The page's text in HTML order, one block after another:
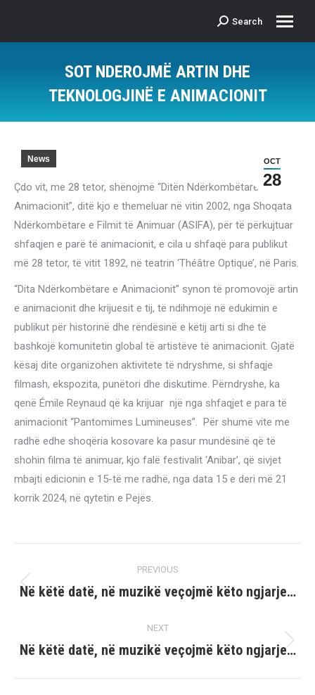
Search:
Search
SOT NDEROJMË ARTIN DHE
TEKNOLOGJINË E ANIMACIONIT
OCT
28
News
Çdo vit, me 28 tetor, shënojmë “Ditën Ndërkombëtare të
Animacionit”, ditë kjo e themeluar në vitin 2002, nga Shoqata
Ndërkombëtare e Filmit të Animuar (ASIFA), për të përkujtuar
shfaqjen e parë të animacionit, e cila u shfaqë para publikut
më 28 tetor, të vitit 1892, në teatrin ‘Théâtre Optique’, në Paris.
“Dita Ndërkombëtare e Animacionit” synon të promovojë artin
e animacionit dhe krijuesit e tij, të ndihmojë në edukimin e
publikut për historinë dhe rëndësinë e këtij arti si dhe të
bashkojë komunitetin global të artistëve të animacionit. Gjatë
kësaj dite organizohen aktivitete të ndryshme, si shfaqje
filmash, ekspozita, punëtori dhe diskutime. Përndryshe, ka
qenë Émile Reynaud që ka krijuar një nga shfaqjet e para të
animacionit “Pantomimes Lumineuses”. Për shumë vite me
radhë edhe shoqëria kosovare ka pasur mundësinë që të
shohin filma të animuar, kjo falë festivalit ‘Anibar’, që sivjet
mbajti edicionin e 15-të me radhë, nga data 15 e deri më 21
korrik 2024, në qytetin e Pejës.
navigation
PREVIOUS
Previous
Në këtë datë, në muzikë veçojmë këto ngjarje…
NEXT
Next
Në këtë datë, në muzikë veçojmë këto ngjarje…